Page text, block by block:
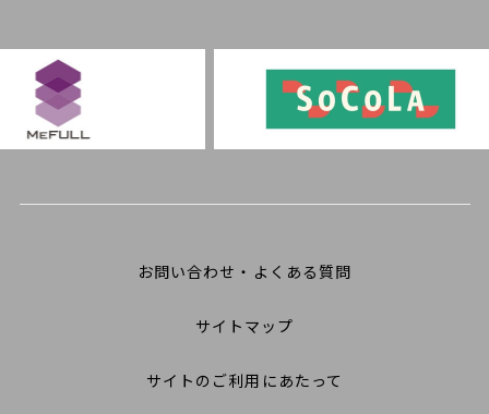
お問い合わせ・よくある質問
サイトマップ
サイトのご利用にあたって